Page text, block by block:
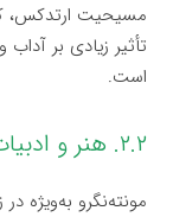
مسیحیت ارتدکس،
تأثیر زیادی بر
است.
۲.۲. هنر و ادبیات
مونته‌نگرو به‌ویژه